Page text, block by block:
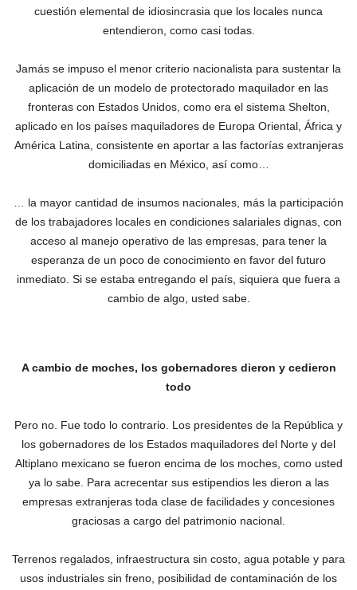
cuestión elemental de idiosincrasia que los locales nunca
entendieron, como casi todas.
Jamás se impuso el menor criterio nacionalista para sustentar la
aplicación de un modelo de protectorado maquilador en las
fronteras con Estados Unidos, como era el sistema Shelton,
aplicado en los países maquiladores de Europa Oriental, África y
América Latina, consistente en aportar a las factorías extranjeras
domiciliadas en México, así como…
… la mayor cantidad de insumos nacionales, más la participación
de los trabajadores locales en condiciones salariales dignas, con
acceso al manejo operativo de las empresas, para tener la
esperanza de un poco de conocimiento en favor del futuro
inmediato.‎ Si se estaba entregando el país, siquiera que fuera a
cambio de algo, usted sabe.
A cambio de moches, los gobernadores dieron y cedieron
todo
Pero no. Fue todo lo contrario. Los presidentes de la República y
los gobernadores de los Estados maquiladores del Norte y del
Altiplano mexicano se fueron encima de los moches, como usted
ya lo sabe. Para acrecentar sus estipendios les dieron a las
empresas extranjeras toda clase de facilidades y concesiones
graciosas a cargo del patrimonio nacional.
Terrenos regalados, infraestructura sin costo, agua potable y para
usos industriales sin freno, posibilidad de contaminación de los